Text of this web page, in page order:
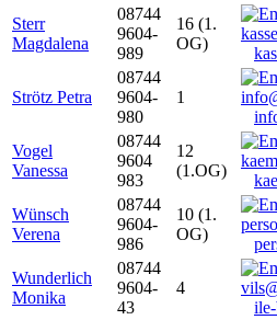
Sterr
Magdalena
08744
9604-
989
16 (1.
OG)
Strötz Petra
08744
9604-
980
1
Vogel
Vanessa
08744
9604
983
12
(1.OG)
Wünsch
Verena
08744
9604-
986
10 (1.
OG)
Wunderlich
Monika
08744
9604-
43
4